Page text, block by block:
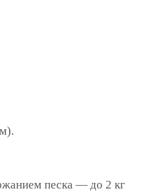
песка — до 2 кг